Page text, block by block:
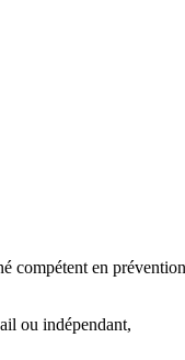
en
ou indépendant,